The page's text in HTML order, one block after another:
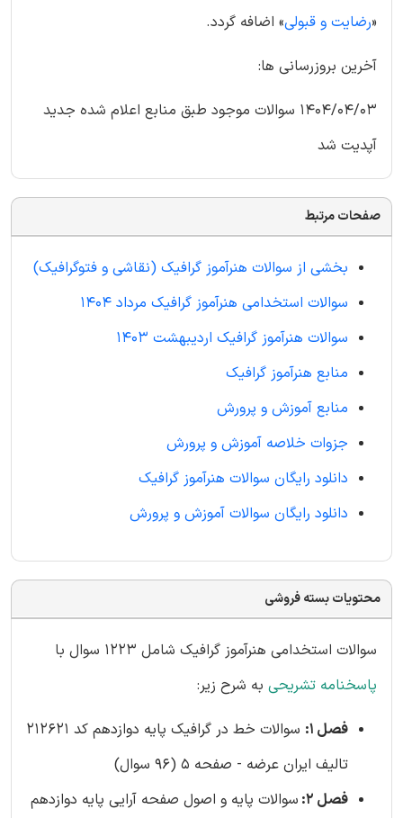
«رضایت و قبولی» اضافه گردد.
آخرین بروزرسانی ها:
1404/04/03 سوالات موجود طبق منابع اعلام شده جدید
آپدیت شد
صفحات مرتبط
بخشی از سوالات هنرآموز گرافیک (نقاشی و فتوگرافیک)
سوالات استخدامی هنرآموز گرافیک مرداد 1404
سوالات هنرآموز گرافیک اردیبهشت 1403
منابع هنرآموز گرافیک
منابع آموزش و پرورش
جزوات خلاصه آموزش و پرورش
دانلود رایگان سوالات هنرآموز گرافیک
دانلود رایگان سوالات آموزش و پرورش
محتویات بسته فروشی
سوالات استخدامی هنرآموز گرافیک شامل 1223 سوال با
پاسخنامه تشریحی به شرح زیر:
فصل 1:
سوالات خط در گرافیک پایه دوازدهم کد 212621
تالیف ایران عرضه - صفحه 5 (96 سوال)
فصل 2:
سوالات پایه و اصول صفحه آرایی پایه دوازدهم